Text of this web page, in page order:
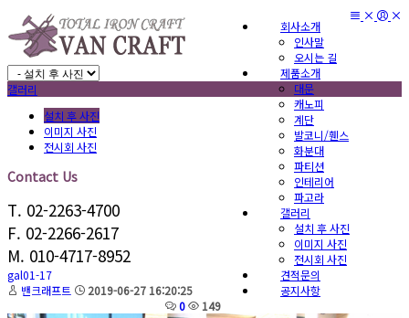
회사소개
인사말
오시는 길
제품소개
대문
캐노피
계단
발코니/휀스
화분대
파티션
인테리어
파고라
갤러리
설치 후 사진
이미지 사진
전시회 사진
견적문의
공지사항
갤러리
설치 후 사진
이미지 사진
전시회 사진
Contact Us
T. 02-2263-4700
F. 02-2266-2617
M. 010-4717-8952
gal01-17
밴크래프트
2019-06-27 16:20:25
0
149